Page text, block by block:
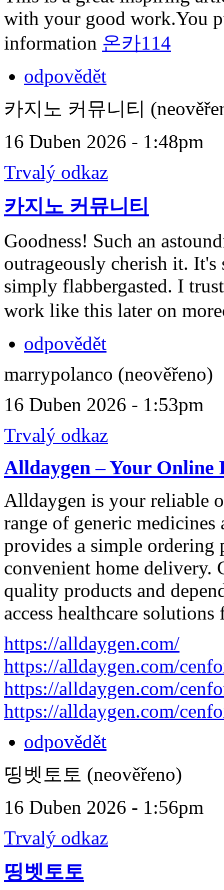
with your good work.You
information 온카114
odpovědět
카지노 커뮤니티
16 Duben 2026 - 1:48pm
Trvalý odkaz
카지노 커뮤니티
Goodness! Such an
outrageously cherish it. It's
simply flabbergasted. I
work like this later on
odpovědět
marrypolanco (neověřeno)
16 Duben 2026 - 1:53pm
Trvalý odkaz
Alldaygen – Your Online
Alldaygen is your reliable
range of generic
provides a simple ordering
convenient home delivery.
quality products and
access healthcare
https://alldaygen.com/
https://alldaygen.com/
https://alldaygen.com/
https://alldaygen.com/
odpovědět
띵벳토토 (neověřeno)
16 Duben 2026 - 1:56pm
Trvalý odkaz
띵벳토토